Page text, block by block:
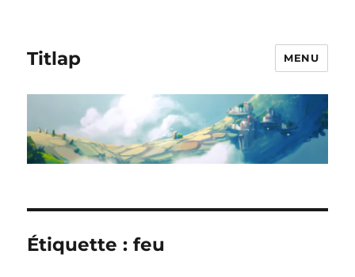
Titlap MENU
Étiquette :feu